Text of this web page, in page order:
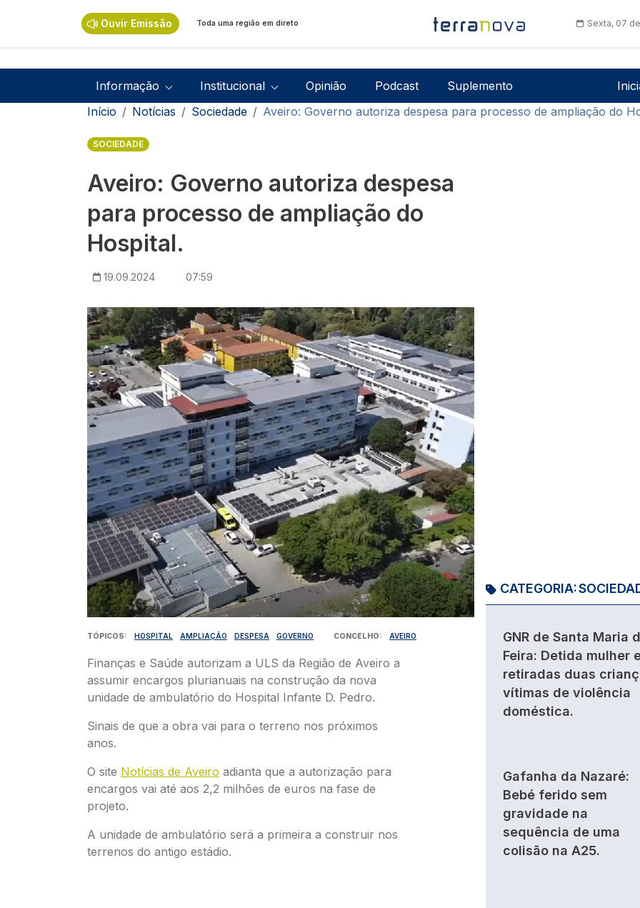
Ouvir Emissão Toda uma região em direto Sexta, 07
Navegação principal
Informação Institucional Opinião Podcast Suplemento
Navegação estrutural
Início Notícias Sociedade Aveiro: Governo autoriza despesa para processo de ampliação do
SOCIEDADE
Aveiro: Governo autoriza despesa
para processo de ampliação do
Hospital.
19.09.2024 07:59
Imagem
TÓPICOS HOSPITAL AMPLIAÇÃO DESPESA GOVERNO CONCELHO AVEIRO
Finanças e Saúde autorizam a ULS da Região de Aveiro a
assumir encargos plurianuais na construção da nova
unidade de ambulatório do Hospital Infante D. Pedro.
Sinais de que a obra vai para o terreno nos próximos
anos.
O site Notícias de Aveiro adianta que a autorização para
encargos vai até aos 2,2 milhões de euros na fase de
projeto.
A unidade de ambulatório será a primeira a construir nos
terrenos do antigo estádio.
CATEGORIA:
GNR de Santa Maria
Feira: Detida mulher
retiradas duas
vítimas de violência
doméstica.
Gafanha da Nazaré:
Bebé ferido sem
gravidade na
sequência de uma
colisão na A25.